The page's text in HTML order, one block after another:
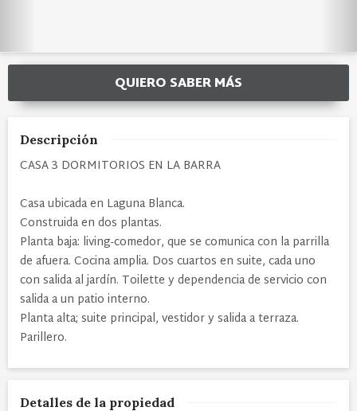
QUIERO SABER MÁS
Descripción
CASA 3 DORMITORIOS EN LA BARRA
Casa ubicada en Laguna Blanca.
Construida en dos plantas.
Planta baja: living-comedor, que se comunica con la parrilla
de afuera. Cocina amplia. Dos cuartos en suite, cada uno
con salida al jardín. Toilette y dependencia de servicio con
salida a un patio interno.
Planta alta; suite principal, vestidor y salida a terraza.
Parillero.
Detalles de la propiedad